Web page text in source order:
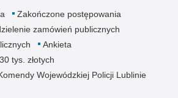
Zakończone postępowania
zamówień publicznych
Ankieta
tys. złotych
Wojewódzkiej Policji Lublinie